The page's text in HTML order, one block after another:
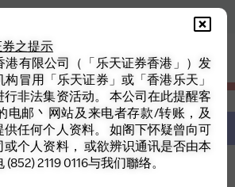
券之提示
港有限公司（「乐天证券香港」）发
冒用「乐天证券」或「香港乐天」
行非法集资活动。 本公司在此提醒客
电邮丶网站及来电者存款/转账，及
任何个人资料。 如阁下怀疑曾向可
或个人资料， 或欲辨识通讯是否由本
2119 0116与我们聯络。
开立模拟账户